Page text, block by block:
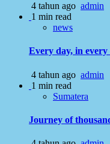
4 tahun ago admin
1 min read
news
Every day, in
4 tahun ago admin
1 min read
Sumatera
Journey of